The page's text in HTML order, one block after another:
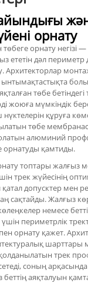
орнату
орнату негізі —
ететін дәл
Архитекторлар
төбе
жоюға мүмкіндік
құруға
төбе
алюминий
орнатуды қамтиды.
топтары жалғыз
трек жүйесінің
допусктер мен
сақтайды. Жалғыз
немесе
периметрлік
орнату қажет.
шарттары
трек
соның
аяқталуын